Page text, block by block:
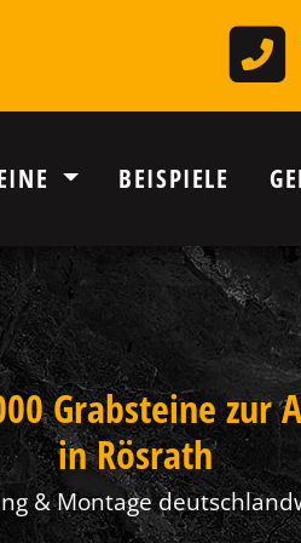
BEISPIELE